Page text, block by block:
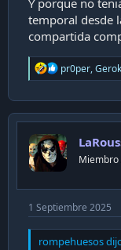
temporal desde
compartida
R
e
c
t
o
n
s
pr0per,Gerok
Miembro
1 Septiembre 2025
rompehuesos